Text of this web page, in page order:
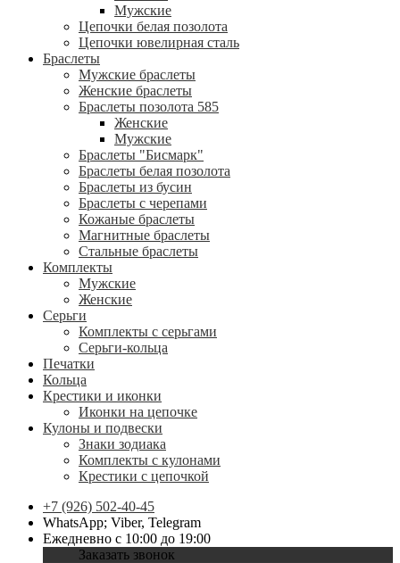
Мужские
Цепочки белая позолота
Цепочки ювелирная сталь
Браслеты
Мужские браслеты
Женские браслеты
Браслеты позолота 585
Женские
Мужские
Браслеты "Бисмарк"
Браслеты белая позолота
Браслеты из бусин
Браслеты с черепами
Кожаные браслеты
Магнитные браслеты
Стальные браслеты
Комплекты
Мужские
Женские
Серьги
Комплекты с серьгами
Серьги-кольца
Печатки
Кольца
Крестики и иконки
Иконки на цепочке
Кулоны и подвески
Знаки зодиака
Комплекты с кулонами
Крестики с цепочкой
+7 (926) 502-40-45
WhatsApp; Viber, Telegram
Ежедневно с 10:00 до 19:00
Заказать звонок